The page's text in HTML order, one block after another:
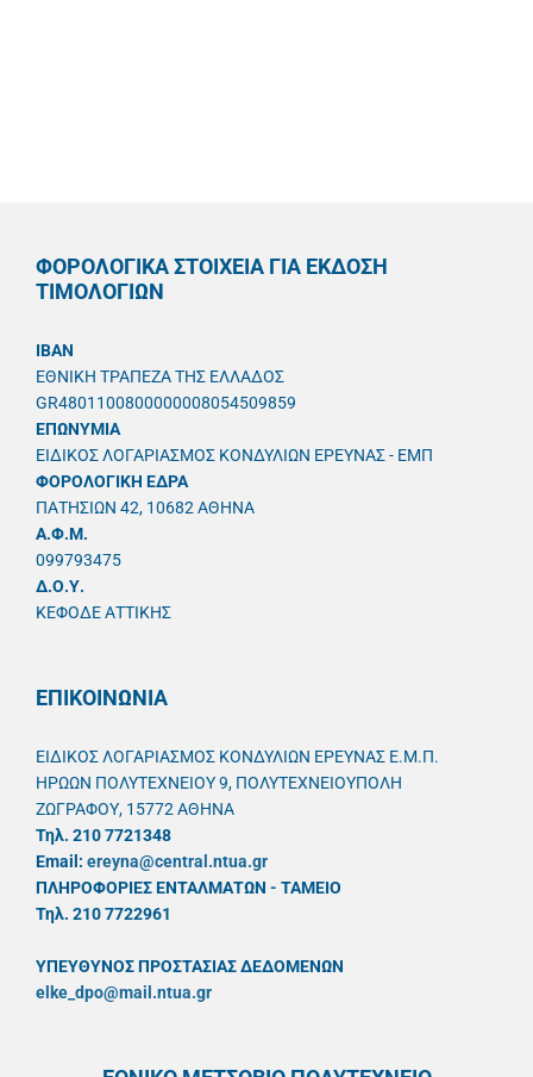
ΦΟΡΟΛΟΓΙΚΑ ΣΤΟΙΧΕΙΑ ΓΙΑ ΕΚΔΟΣΗ
ΤΙΜΟΛΟΓΙΩΝ
IBAN
ΕΘΝΙΚΗ ΤΡΑΠΕΖΑ ΤΗΣ ΕΛΛΑΔΟΣ
GR4801100800000008054509859
ΕΠΩΝΥΜΙΑ
ΕΙΔΙΚΟΣ ΛΟΓΑΡΙΑΣΜΟΣ ΚΟΝΔΥΛΙΩΝ ΕΡΕΥΝΑΣ - ΕΜΠ
ΦΟΡΟΛΟΓΙΚΗ ΕΔΡΑ
ΠΑΤΗΣΙΩΝ 42, 10682 ΑΘΗΝΑ
A.Φ.Μ.
099793475
Δ.Ο.Υ.
ΚΕΦΟΔΕ ΑΤΤΙΚΗΣ
ΕΠΙΚΟΙΝΩΝΙΑ
ΕΙΔΙΚΟΣ ΛΟΓΑΡΙΑΣΜΟΣ ΚΟΝΔΥΛΙΩΝ ΕΡΕΥΝΑΣ Ε.Μ.Π.
ΗΡΩΩΝ ΠΟΛΥΤΕΧΝΕΙΟΥ 9, ΠΟΛΥΤΕΧΝΕΙΟΥΠΟΛΗ
ΖΩΓΡΑΦΟΥ, 15772 ΑΘΗΝΑ
Τηλ. 210 7721348
Email: ereyna@central.ntua.gr
ΠΛΗΡΟΦΟΡΙΕΣ ΕΝΤΑΛΜΑΤΩΝ - ΤΑΜΕΙΟ
Τηλ. 210 7722961
ΥΠΕΥΘYΝΟΣ ΠΡΟΣΤΑΣΙΑΣ ΔΕΔΟΜΕΝΩΝ
elke_dpo@mail.ntua.gr